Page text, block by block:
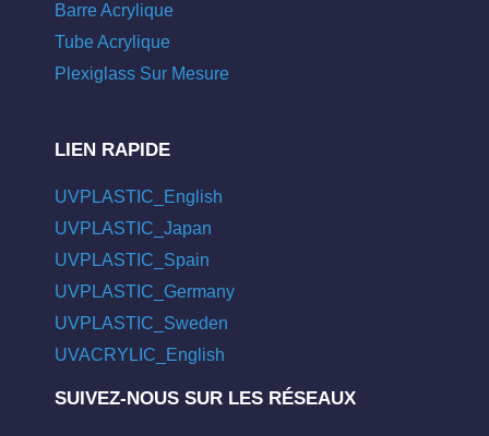
Barre Acrylique
Tube Acrylique
Plexiglass Sur Mesure
LIEN RAPIDE
UVPLASTIC_English
UVPLASTIC_Japan
UVPLASTIC_Spain
UVPLASTIC_Germany
UVPLASTIC_Sweden
UVACRYLIC_English
SUIVEZ-NOUS SUR LES RÉSEAUX